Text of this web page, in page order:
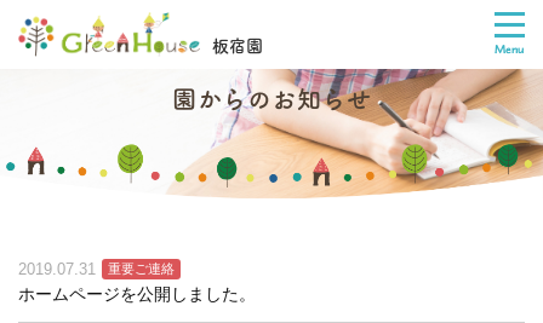
板宿園
園からのお知らせ
2019.07.31 重要ご連絡
ホームページを公開しました。